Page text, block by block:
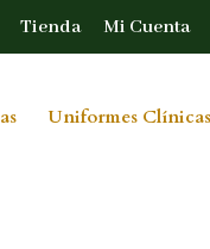
Tienda Mi Cuenta
Uniformes Clínicas